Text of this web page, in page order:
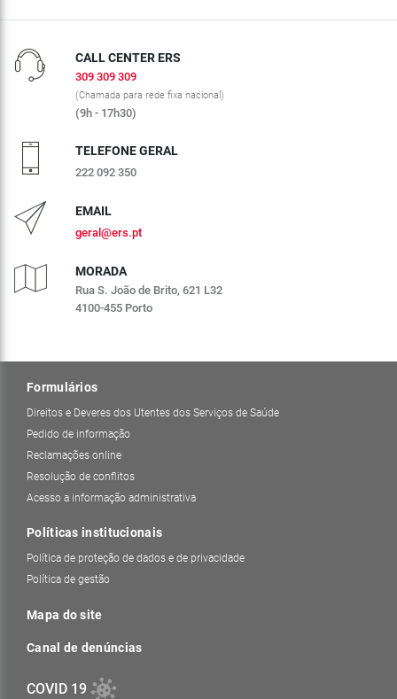
CALL CENTER ERS
309 309 309
(Chamada para rede fixa nacional)
(9h - 17h30)
TELEFONE GERAL
222 092 350
EMAIL
geral@ers.pt
MORADA
Rua S. João de Brito, 621 L32
4100-455 Porto
Formulários
Direitos e Deveres dos Utentes dos Serviços de Saúde
Pedido de informação
Reclamações online
Resolução de conflitos
Acesso a informação administrativa
Políticas institucionais
Política de proteção de dados e de privacidade
Política de gestão
Mapa do site
Canal de denúncias
COVID 19